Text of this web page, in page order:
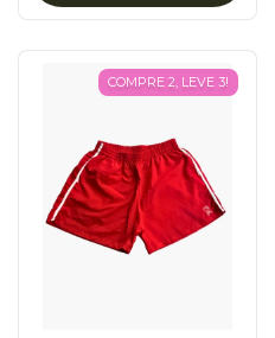
COMPRE 2, LEVE 3!